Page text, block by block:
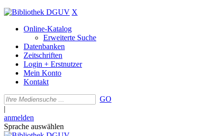
X
Online-Katalog
Erweiterte Suche
Datenbanken
Zeitschriften
Login + Erstnutzer
Mein Konto
Kontakt
GO
|
anmelden
Sprache auswählen